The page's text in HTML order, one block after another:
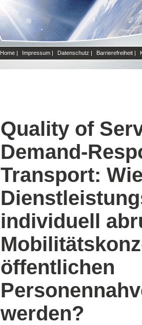
Home | Impressum | Datenschutz | Barrierefreiheit |
Quality of
Demand-
Transport:
individuell
öffentlichen
werden?